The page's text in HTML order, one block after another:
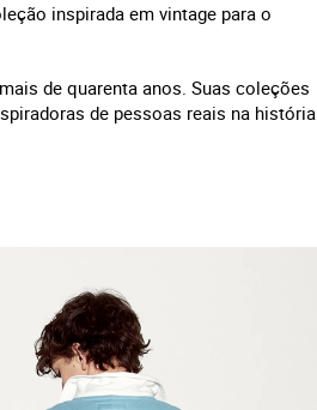
inspirada em vintage para o
de quarenta anos. Suas coleções
de pessoas reais na história